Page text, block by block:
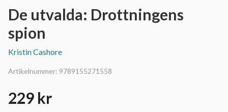
De utvalda: Drottningens
spion
Kristin Cashore
Artikelnummer: 9789155271558
229 kr